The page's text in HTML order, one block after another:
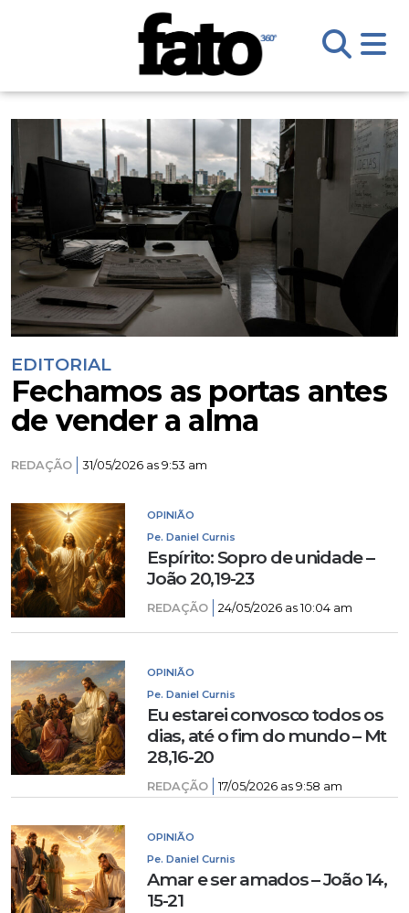
EDITORIAL
Fechamos as portas antes
de vender a alma
REDAÇÃO 31/05/2026 as 9:53 am
OPINIÃO
Pe. Daniel Curnis
Espírito: Sopro de unidade –
João 20,19-23
REDAÇÃO 24/05/2026 as 10:04 am
OPINIÃO
Pe. Daniel Curnis
Eu estarei convosco todos os
dias, até o fim do mundo – Mt
28,16-20
REDAÇÃO 17/05/2026 as 9:58 am
OPINIÃO
Pe. Daniel Curnis
Amar e ser amados – João 14,
15-21